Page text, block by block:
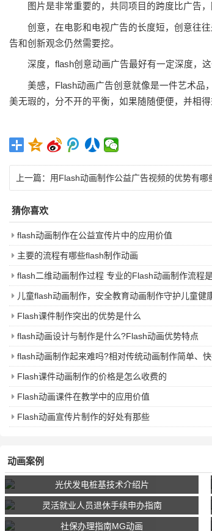
图片是非常重要的，共同项目的跨度比广告，
创意，在电影和电视广告的长度短，创意往往
告和创新观念仍然需要挖。
深度，flash创意动画广告最好有一定深度，这
美感，Flash动画广告创意就像是一件艺术品，
美无瑕的，分不开的平衡，如果随随便便，并相得
上一篇： 用Flash动画制作公益广告视频的优势有哪
猜你喜欢
flash动画制作在公益宣传片中的应用价值
主要的流程有哪些flash制作动画
flash二维动画制作过程 专业的Flash动画制作流程
儿童flash动画制作，安全教育动画制作守护儿童健
Flash课件制作突出的优势是什么
flash动画设计与制作是什么?Flash动画优势特点
flash动画制作起来难吗?相对传统动画制作简单、
Flash课件动画制作的价格是怎么收费的
Flash动画课件在教学中的应用价值
Flash动画宣传片制作的好处有那些
动画案例
光伏发电桩基技术介绍片
灵活就业人员退休手续申办指南
社保办理指南MG动画